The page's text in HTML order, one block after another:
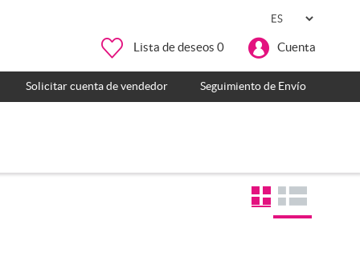
Lista de deseos 0 Cuenta
Solicitar cuenta de vendedor Seguimiento de Envío